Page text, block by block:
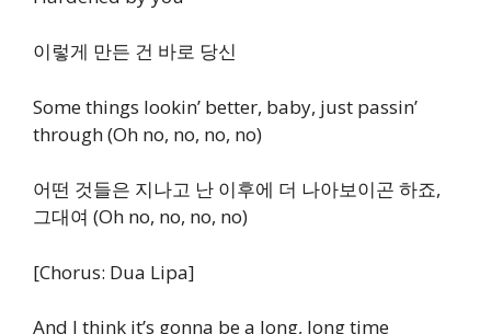
이렇게 만든 건 바로 당신
Some things lookin’ better, baby, just passin’
through (Oh no, no, no, no)
어떤 것들은 지나고 난 이후에 더 나아보이곤 하죠,
그대여 (Oh no, no, no, no)
[Chorus: Dua Lipa]
And I think it’s gonna be a long, long time